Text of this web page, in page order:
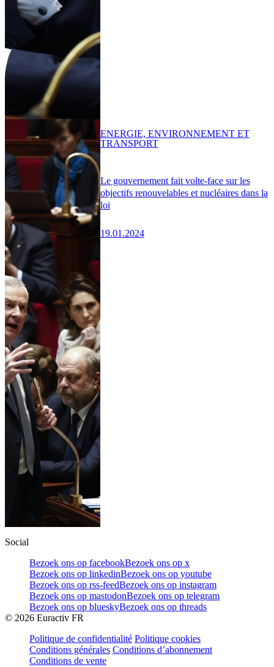
Le gouvernement fait volte-face sur les
objectifs renouvelables et nucléaires dans la
loi
19.01.2024
ENERGIE, ENVIRONNEMENT ET
TRANSPORT
Social
Bezoek ons op facebookBezoek ons op x
Bezoek ons op linkedinBezoek ons op youtube
Bezoek ons op rss-feedBezoek ons op instagram
Bezoek ons op mastodonBezoek ons op telegram
Bezoek ons op blueskyBezoek ons op threads
© 2026 Euractiv FR
Politique de confidentialité Politique cookies
Conditions générales Conditions d’abonnement
Conditions de vente